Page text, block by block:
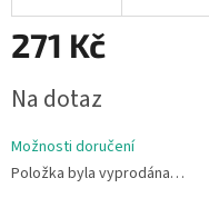
271 Kč
cena:
Na dotaz
Možnosti doručení
Položka byla vyprodána…